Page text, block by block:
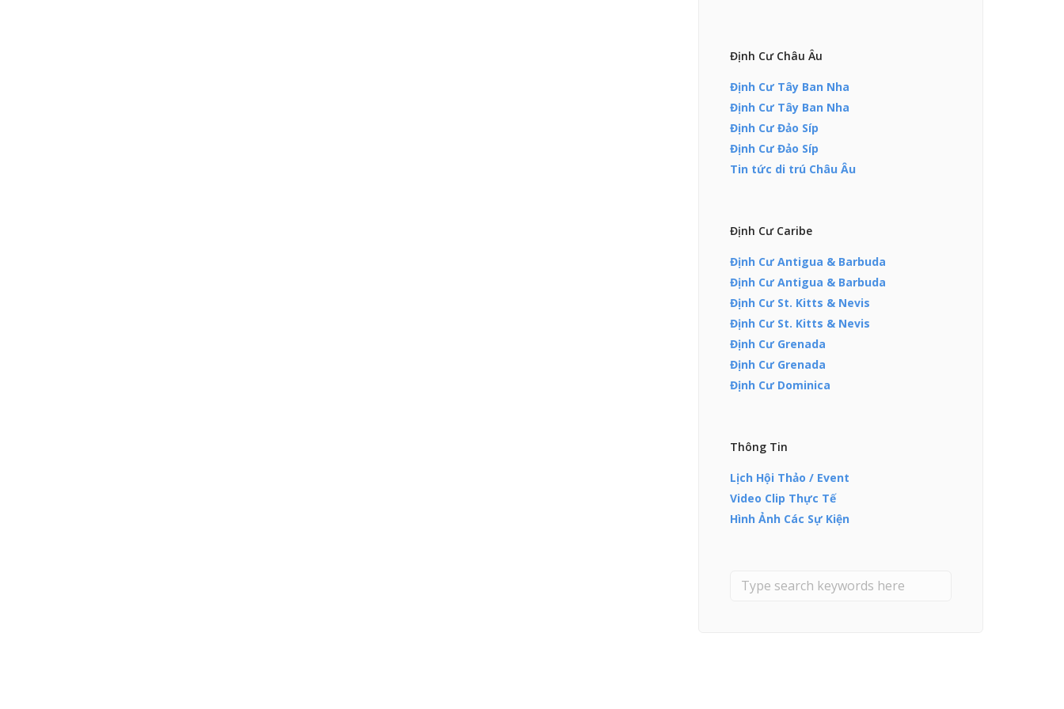
Định Cư Châu Âu
Định Cư Tây Ban Nha
Định Cư Tây Ban Nha
Định Cư Đảo Síp
Định Cư Đảo Síp
Tin tức di trú Châu Âu
Định Cư Caribe
Định Cư Antigua & Barbuda
Định Cư Antigua & Barbuda
Định Cư St. Kitts & Nevis
Định Cư St. Kitts & Nevis
Định Cư Grenada
Định Cư Grenada
Định Cư Dominica
Thông Tin
Lịch Hội Thảo / Event
Video Clip Thực Tế
Hình Ảnh Các Sự Kiện